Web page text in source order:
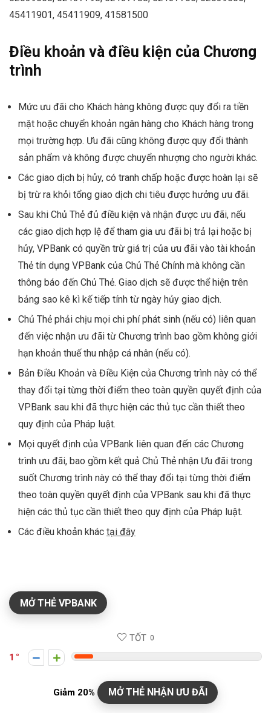
45411901, 45411909, 41581500
Điều khoản và điều kiện của Chương
trình
Mức ưu đãi cho Khách hàng không được quy đổi ra tiền
mặt hoặc chuyển khoản ngân hàng cho Khách hàng trong
mọi trường hợp. Ưu đãi cũng không được quy đổi thành
sản phẩm và không được chuyển nhượng cho người khác.
Các giao dịch bị hủy, có tranh chấp hoặc được hoàn lại sẽ
bị trừ ra khỏi tổng giao dịch chi tiêu được hưởng ưu đãi.
Sau khi Chủ Thẻ đủ điều kiện và nhận được ưu đãi, nếu
các giao dịch hợp lệ để tham gia ưu đãi bị trả lại hoặc bị
hủy, VPBank có quyền trừ giá trị của ưu đãi vào tài khoản
Thẻ tín dụng VPBank của Chủ Thẻ Chính mà không cần
thông báo đến Chủ Thẻ. Giao dịch sẽ được thể hiện trên
bảng sao kê kì kế tiếp tính từ ngày hủy giao dịch.
Chủ Thẻ phải chịu mọi chi phí phát sinh (nếu có) liên quan
đến việc nhận ưu đãi từ Chương trình bao gồm không giới
hạn khoản thuế thu nhập cá nhân (nếu có).
Bản Điều Khoản và Điều Kiện của Chương trình này có thể
thay đổi tại từng thời điểm theo toàn quyền quyết định của
VPBank sau khi đã thực hiện các thủ tục cần thiết theo
quy định của Pháp luật.
Mọi quyết định của VPBank liên quan đến các Chương
trình ưu đãi, bao gồm kết quả Chủ Thẻ nhận Ưu đãi trong
suốt Chương trình này có thể thay đổi tại từng thời điểm
theo toàn quyền quyết định của VPBank sau khi đã thực
hiện các thủ tục cần thiết theo quy định của Pháp luật.
Các điều khoản khác tại đây
MỞ THẺ VPBANK
TỐT 0
1
Giảm 20% MỞ THẺ NHẬN ƯU ĐÃI